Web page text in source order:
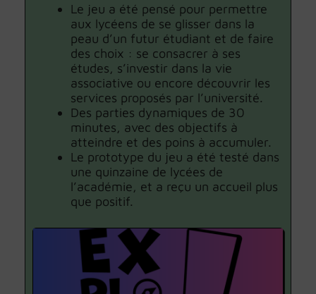
Le jeu a été pensé pour permettre
aux lycéens de se glisser dans la
peau d’un futur étudiant et de faire
des choix : se consacrer à ses
études, s’investir dans la vie
associative ou encore découvrir les
services proposés par l’université.
Des parties dynamiques de 30
minutes, avec des objectifs à
atteindre et des poins à accumuler.
Le prototype du jeu a été testé dans
une quinzaine de lycées de
l’académie, et a reçu un accueil plus
que positif.